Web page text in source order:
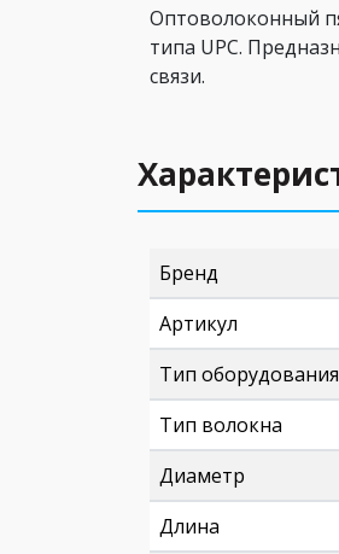
Оптоволоконный
типа UPC.
связи.
Бренд
Артикул
Тип оборудования
Тип волокна
Диаметр
Длина